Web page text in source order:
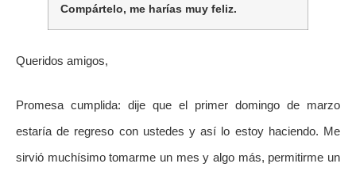
Compártelo, me harías muy feliz.
Queridos amigos,
Promesa cumplida: dije que el primer domingo de marzo
estaría de regreso con ustedes y así lo estoy haciendo. Me
sirvió muchísimo tomarme un mes y algo más, permitirme un